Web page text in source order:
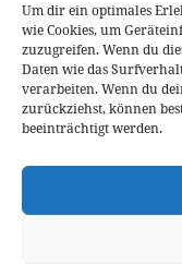
Um dir ein optimales
wie Cookies, um
zuzugreifen. Wenn du
Daten wie das
verarbeiten. Wenn du
zurückziehst, können
beeinträchtigt werden.
Die Kommentare
Beitragsnavigation
VORHERIGER
Vorheriger
Beitrag:
Fahrbericht
Kombi für die
Project CARS